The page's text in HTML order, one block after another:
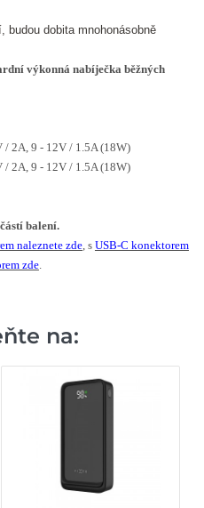
dobita mnohonásobně
výkonná nabíječka běžných
/ 2A, 9 - 12V / 1.5A (18W)
/ 2A, 9 - 12V / 1.5A (18W)
balení.
naleznete zde, s USB-C konektorem
zde.
na: